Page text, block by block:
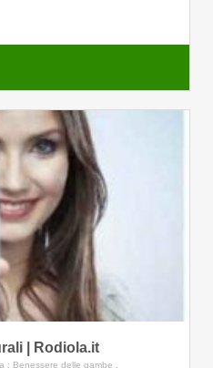
| Rodiola.it
: Benessere delle gambe ,